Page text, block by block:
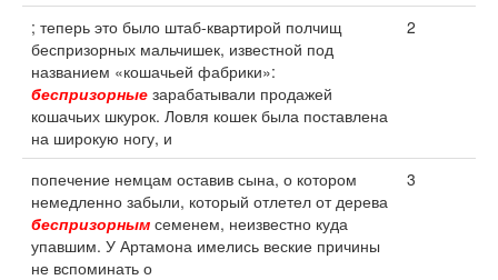
; теперь это было штаб-квартирой полчищ
беспризорных мальчишек, известной под
названием «кошачьей фабрики»:
беспризорные зарабатывали продажей
кошачьих шкурок. Ловля кошек была поставлена
на широкую ногу, и
2
попечение немцам оставив сына, о котором
немедленно забыли, который отлетел от дерева
беспризорным семенем, неизвестно куда
упавшим. У Артамона имелись веские причины
не вспоминать о
3